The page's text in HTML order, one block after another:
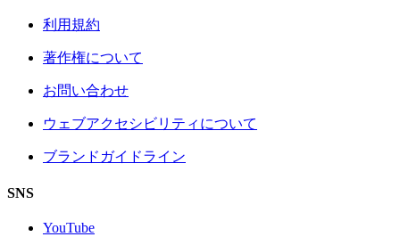
利用規約
著作権について
お問い合わせ
ウェブアクセシビリティについて
ブランドガイドライン
SNS
YouTube